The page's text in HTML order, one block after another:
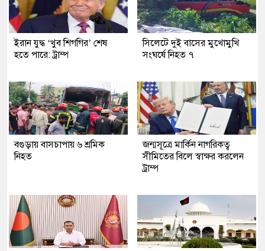
ইরান যুদ্ধ ‘খুব শিগগির’ শেষ
হতে পারে: ট্রাম্প
সিলেটে দুই বাসের মুখোমুখি
সংঘর্ষে নিহত ৭
বগুড়ায় বাসচাপায় ৬ শ্রমিক
নিহত
জন্মসূত্রে মার্কিন নাগরিকত্ব
সীমিতের বিলে স্বাক্ষর করলেন
ট্রাম্প